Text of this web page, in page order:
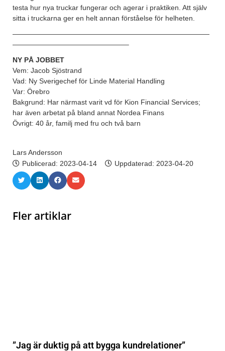
testa hur nya truckar fungerar och agerar i praktiken. Att själv
sitta i truckarna ger en helt annan förståelse för helheten.
————————————————————————————
————————————————–
NY PÅ JOBBET
Vem: Jacob Sjöstrand
Vad: Ny Sverigechef för Linde Material Handling
Var: Örebro
Bakgrund: Har närmast varit vd för Kion Financial Services;
har även arbetat på bland annat Nordea Finans
Övrigt: 40 år, familj med fru och två barn
Lars Andersson
Publicerad: 2023-04-14 Uppdaterad: 2023-04-20
Fler artiklar
”Jag är duktig på att bygga kundrelationer”